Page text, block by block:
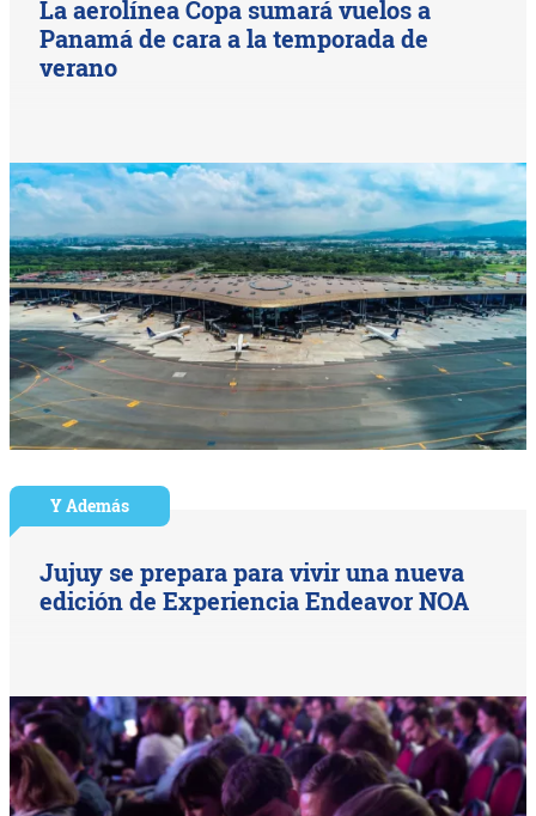
La aerolínea Copa sumará vuelos a
Panamá de cara a la temporada de
verano
Y Además
Jujuy se prepara para vivir una nueva
edición de Experiencia Endeavor NOA